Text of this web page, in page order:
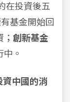
在投資後五
基金開始回
創新基金
。
資中國的消